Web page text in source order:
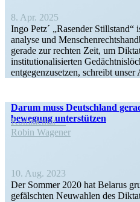
8. Apr. 2025
Ingo Petz´ „Rasender
analyse und
gerade zur rechten Zeit, um
insti­tu­tio­na­li­sierten
entge­gen­zu­setzen, schreibt
Darum muss Deutschland
be­wegung unterstützen
Kommentar
Robin Wagener
10. Aug. 2023
Der Sommer 2020 hat Belarus
gefälschten Neuwahlen des